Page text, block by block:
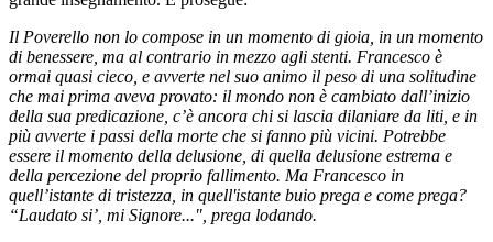
Il Poverello non lo compose in un momento di gioia, in un momento
di benessere, ma al contrario in mezzo agli stenti. Francesco è
ormai quasi cieco, e avverte nel suo animo il peso di una solitudine
che mai prima aveva provato: il mondo non è cambiato dall’inizio
della sua predicazione, c’è ancora chi si lascia dilaniare da liti, e in
più avverte i passi della morte che si fanno più vicini. Potrebbe
essere il momento della delusione, di quella delusione estrema e
della percezione del proprio fallimento. Ma Francesco in
quell’istante di tristezza, in quell'istante buio prega e come prega?
“Laudato si’, mi Signore...", prega lodando.